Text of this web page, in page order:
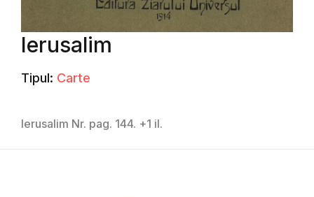
Ierusalim
Tipul: Carte
Ierusalim Nr. pag. 144. +1 il.